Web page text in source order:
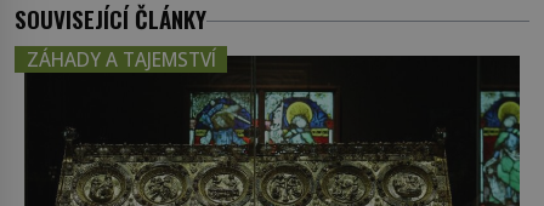
SOUVISEJÍCÍ ČLÁNKY
ZÁHADY A TAJEMSTVÍ